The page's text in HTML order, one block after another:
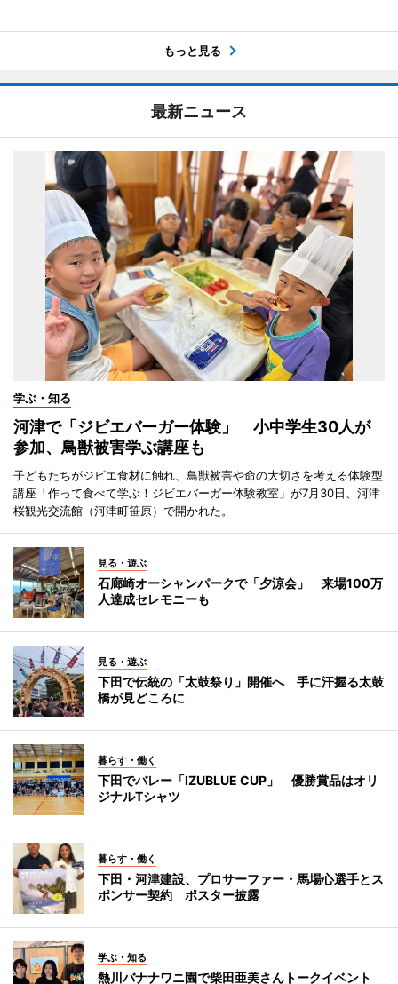
もっと見る
最新ニュース
学ぶ・知る
河津で「ジビエバーガー体験」 小中学生30人が
参加、鳥獣被害学ぶ講座も
子どもたちがジビエ食材に触れ、鳥獣被害や命の大切さを考える体験型
講座「作って食べて学ぶ！ジビエバーガー体験教室」が7月30日、河津
桜観光交流館（河津町笹原）で開かれた。
見る・遊ぶ
石廊崎オーシャンパークで「夕涼会」 来場100万
人達成セレモニーも
見る・遊ぶ
下田で伝統の「太鼓祭り」開催へ 手に汗握る太鼓
橋が見どころに
暮らす・働く
下田でバレー「IZUBLUE CUP」 優勝賞品はオリ
ジナルTシャツ
暮らす・働く
下田・河津建設、プロサーファー・馬場心選手とス
ポンサー契約 ポスター披露
学ぶ・知る
熱川バナナワニ園で柴田亜美さんトークイベント